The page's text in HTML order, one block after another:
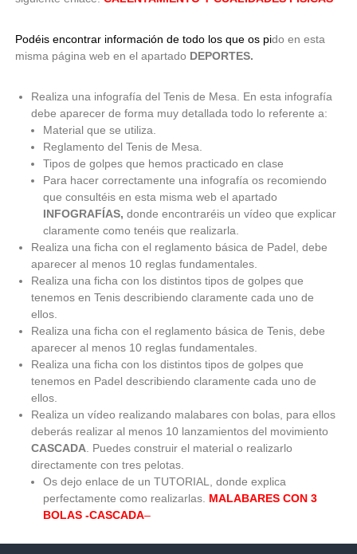
Podéis encontrar información de todo los que os pido en esta
misma página web en el apartado DEPORTES.
Realiza una infografía del Tenis de Mesa. En esta infografía
debe aparecer de forma muy detallada todo lo referente a:
Material que se utiliza.
Reglamento del Tenis de Mesa.
Tipos de golpes que hemos practicado en clase
Para hacer correctamente una infografía os recomiendo
que consultéis en esta misma web el apartado
INFOGRAFÍAS, donde encontraréis un vídeo que explicar
claramente como tenéis que realizarla.
Realiza una ficha con el reglamento básica de Padel, debe
aparecer al menos 10 reglas fundamentales.
Realiza una ficha con los distintos tipos de golpes que
tenemos en Tenis describiendo claramente cada uno de
ellos.
Realiza una ficha con el reglamento básica de Tenis, debe
aparecer al menos 10 reglas fundamentales.
Realiza una ficha con los distintos tipos de golpes que
tenemos en Padel describiendo claramente cada uno de
ellos.
Realiza un vídeo realizando malabares con bolas, para ellos
deberás realizar al menos 10 lanzamientos del movimiento
CASCADA. Puedes construir el material o realizarlo
directamente con tres pelotas.
Os dejo enlace de un TUTORIAL, donde explica
perfectamente como realizarlas. MALABARES CON 3
BOLAS -CASCADA–